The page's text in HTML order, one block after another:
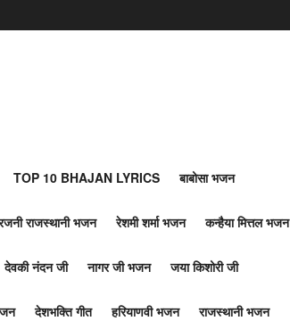
TOP 10 BHAJAN LYRICS बाबोसा भजन
राजस्थानी भजन रेशमी शर्मा भजन कन्हैया मित्तल भजन
देवकी नंदन जी नागर जी भजन जया किशोरी जी
देशभक्ति गीत हरियाणवी भजन राजस्थानी भजन